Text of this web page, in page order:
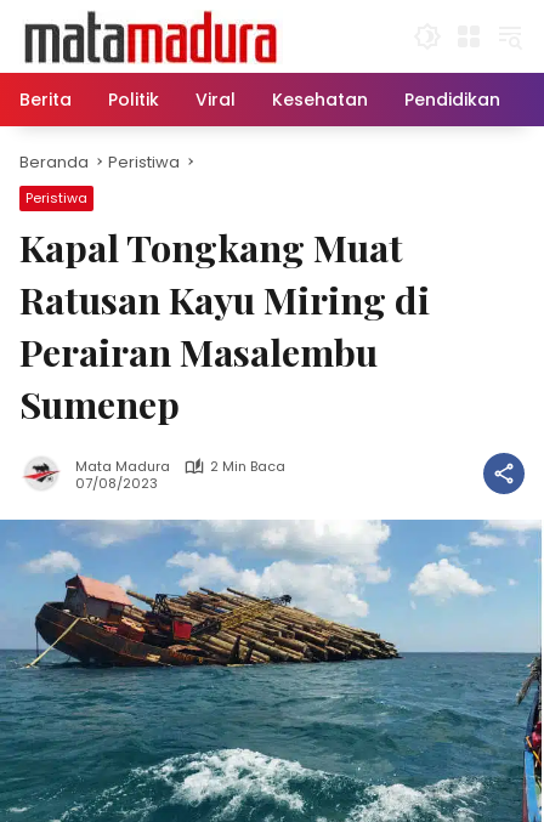
konten
Berita
Politik Viral Kesehatan Pendidikan
Beranda Peristiwa
Peristiwa
Kapal Tongkang Muat
Ratusan Kayu Miring di
Perairan Masalembu
Sumenep
Mata Madura
2 Min Baca
07/08/2023